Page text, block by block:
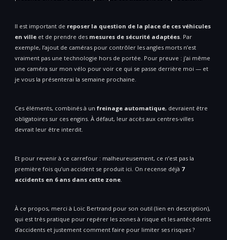
Il est important de reposer la question de la place de ces véhicules
en ville et de prendre des mesures de sécurité adaptées. Par
exemple, l’ajout de caméras pour contrôler les angles morts n’est
vraiment pas une technologie hors de portée. Pour preuve : j’ai même
une caméra sur mon vélo pour voir ce qui se passe derrière moi — et
je vous la présenterai la semaine prochaine.
Ces éléments, combinés à un freinage automatique, devraient être
obligatoires sur ces engins. À défaut, leur accès aux centres-villes
devrait leur être interdit.
Et pour revenir à ce carrefour : malheureusement, ce n’est pas la
première fois qu’un accident se produit ici. On recense déjà 7
accidents en 6 ans dans cette zone.
À ce propos, merci à Loïc Bertrand pour son outil (lien en description),
qui est très pratique pour repérer les zones à risque et les antécédents
d’accidents et justement comment faire pour limiter ses risques ?